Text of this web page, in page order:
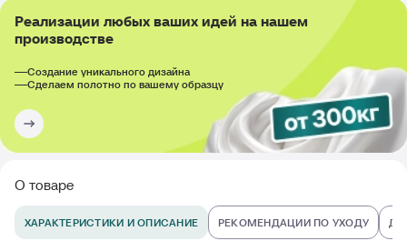
Реализации любых ваших идей на нашем
производстве
Создание уникального дизайна
Сделаем полотно по вашему образцу
О товаре
ХАРАКТЕРИСТИКИ И ОПИСАНИЕ РЕКОМЕНДАЦИИ ПО УХОДУ